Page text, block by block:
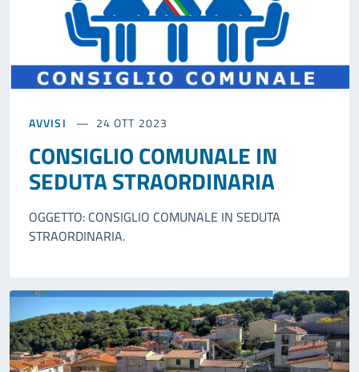
AVVISI 24 OTT 2023
CONSIGLIO COMUNALE IN
SEDUTA STRAORDINARIA
OGGETTO: CONSIGLIO COMUNALE IN SEDUTA
STRAORDINARIA.